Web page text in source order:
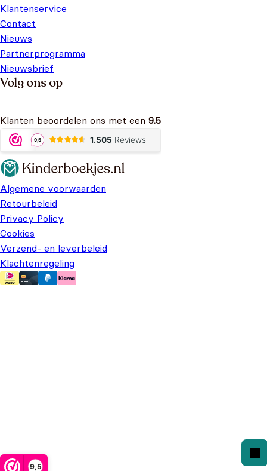
9,5
Klantenservice
Contact
Nieuws
Partnerprogramma
Nieuwsbrief
Volg ons op
Klanten beoordelen ons met een 9.5
Algemene voorwaarden
Retourbeleid
Privacy Policy
Cookies
Verzend- en leverbeleid
Klachtenregeling